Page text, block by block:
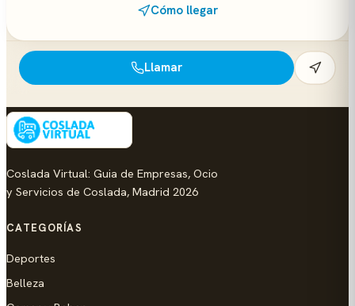
Cómo llegar
Llamar
Coslada Virtual: Guia de Empresas, Ocio
y Servicios de Coslada, Madrid 2026
CATEGORÍAS
Deportes
Belleza